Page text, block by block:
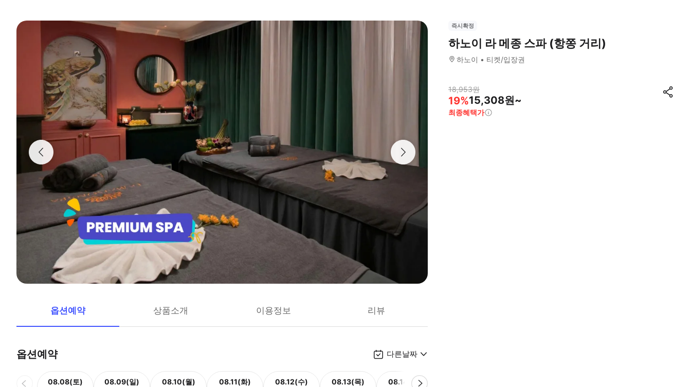
옵션예약 상품소개 이용정보 리뷰
옵션예약 다른날짜
08.08(토) 08.09(일) 08.10(월) 08.11(화) 08.12(수) 08.13(목) 08.14(금)
즉시확정
하노이 라 메종 스파 (항쫑 거리)
하노이 티켓/입장권
18,953원
19%15,308원~
최종혜택가